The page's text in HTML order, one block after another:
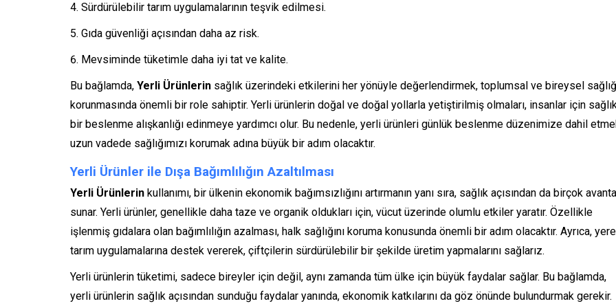
Sürdürülebilir tarım uygulamalarının teşvik edilmesi.
Gıda güvenliği açısından daha az risk.
Mevsiminde tüketimle daha iyi tat ve kalite.
Bu bağlamda, Yerli Ürünlerin sağlık üzerindeki etkilerini her yönüyle değerlendirmek, toplumsal ve bireysel
korunmasında önemli bir role sahiptir. Yerli ürünlerin doğal ve doğal yollarla yetiştirilmiş olmaları, insanlar için
bir beslenme alışkanlığı edinmeye yardımcı olur. Bu nedenle, yerli ürünleri günlük beslenme düzenimize dahil
uzun vadede sağlığımızı korumak adına büyük bir adım olacaktır.
Yerli Ürünler ile Dışa Bağımlılığın Azaltılması
Yerli Ürünlerin kullanımı, bir ülkenin ekonomik bağımsızlığını artırmanın yanı sıra, sağlık açısından da birçok
sunar. Yerli ürünler, genellikle daha taze ve organik oldukları için, vücut üzerinde olumlu etkiler yaratır. Özellikle
işlenmiş gıdalara olan bağımlılığın azalması, halk sağlığını koruma konusunda önemli bir adım olacaktır. Ayrıca,
tarım uygulamalarına destek vererek, çiftçilerin sürdürülebilir bir şekilde üretim yapmalarını sağlarız.
Yerli ürünlerin tüketimi, sadece bireyler için değil, aynı zamanda tüm ülke için büyük faydalar sağlar. Bu bağlamda,
yerli ürünlerin sağlık açısından sunduğu faydalar yanında, ekonomik katkılarını da göz önünde bulundurmak gerekir.